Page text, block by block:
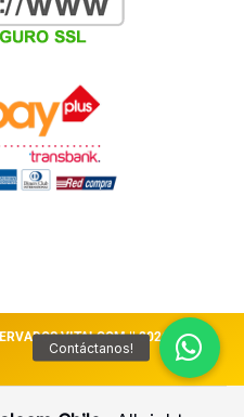
VITALCOM || 2026